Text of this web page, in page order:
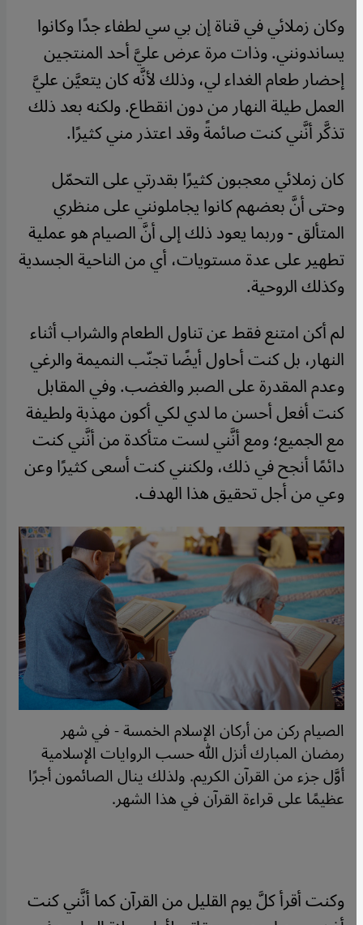
وكان زملائي في قناة إن بي سي لطفاء جدًا وكانوا
يساندونني. وذات مرة عرض عليَّ أحد المنتجين
إحضار طعام الغداء لي، وذلك لأنَّه كان يتعيَّن عليَّ
العمل طيلة النهار من دون انقطاع. ولكنه بعد ذلك
تذكَّر أنَّني كنت صائمةً وقد اعتذر مني كثيرًا.
كان زملائي معجبون كثيرًا بقدرتي على التحمّل
وحتى أنَّ بعضهم كانوا يجاملونني على منظري
المتألق - وربما يعود ذلك إلى أنَّ الصيام هو عملية
تطهير على عدة مستويات، أي من الناحية الجسدية
وكذلك الروحية.
لم أكن امتنع فقط عن تناول الطعام والشراب أثناء
النهار، بل كنت أحاول أيضًا تجنّب النميمة والرغي
وعدم المقدرة على الصبر والغضب. وفي المقابل
كنت أفعل أحسن ما لدي لكي أكون مهذبة ولطيفة
مع الجميع؛ ومع أنَّني لست متأكدة من أنَّني كنت
دائمًا أنجح في ذلك، ولكنني كنت أسعى كثيرًا وعن
وعي من أجل تحقيق هذا الهدف.
الصيام ركن من أركان الإسلام الخمسة - في شهر
رمضان المبارك أنزل الله حسب الروايات الإسلامية
أوَّل جزء من القرآن الكريم. ولذلك ينال الصائمون أجرًا
عظيمًا على قراءة القرآن في هذا الشهر.
وكنت أقرأ كلَّ يوم القليل من القرآن كما أنَّني كنت